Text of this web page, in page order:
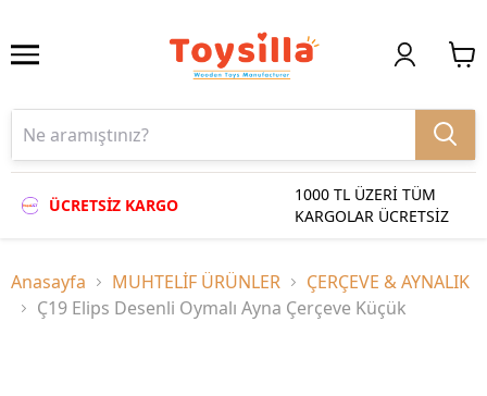
ÜCRETSİZ KARGO
1000 TL ÜZERİ TÜM
KARGOLAR ÜCRETSİZ
Anasayfa MUHTELİF ÜRÜNLER
ÇERÇEVE & AYNALIK
Ç19 Elips Desenli Oymalı Ayna Çerçeve Küçük